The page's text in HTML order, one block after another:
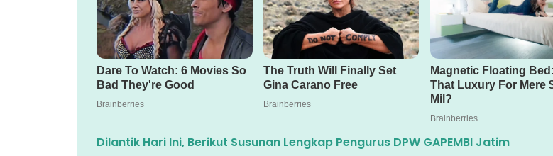
Dilantik Hari Ini, Berikut Susunan Lengkap Pengurus DPW GAPEMBI Jatim